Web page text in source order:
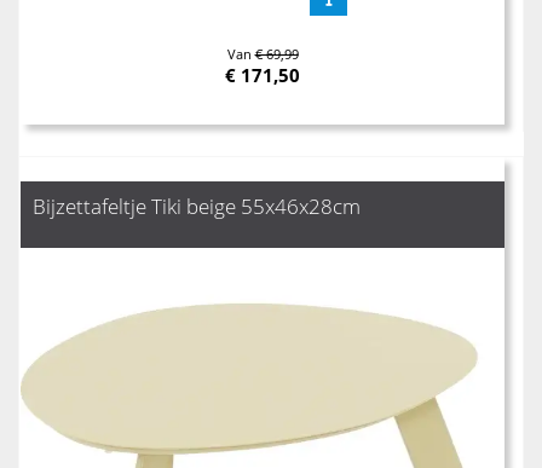
Van€ 69,99
€ 171,50
Bijzettafeltje Tiki beige 55x46x28cm